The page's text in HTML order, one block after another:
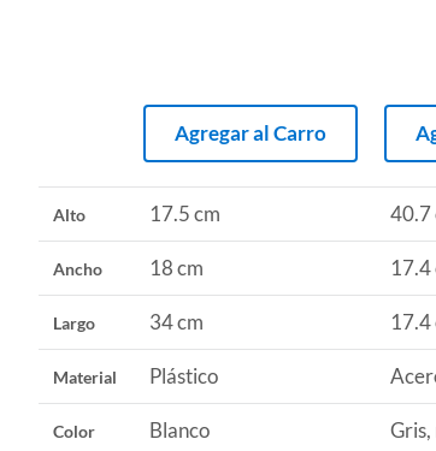
Complementa tu compra
Para complementar tu compra, te
que puedas mantener todos tus alimentos y
mano.
Agregar al Carro
Alto 17.5 cm 40.7
Ancho 18 cm 17.4
Largo 34 cm 17.4
Material Plástico
Color Blanco